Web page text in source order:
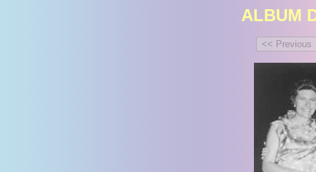
ALBUM